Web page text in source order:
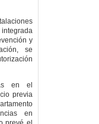
y
se
en el
previa
en